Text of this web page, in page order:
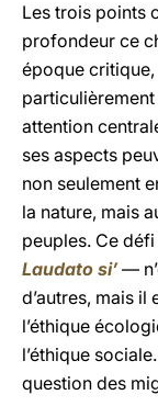
Les trois points
profondeur ce
époque
attention
ses aspects
non seulement
la nature, mais
peuples. Ce
Laudato si’—
d’autres, mais
l’éthique
l’éthique
question des